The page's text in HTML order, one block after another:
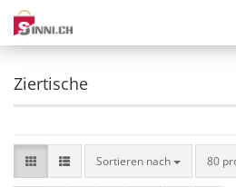
Ziertische
Sortieren nach
Sortieren nach 80
pro